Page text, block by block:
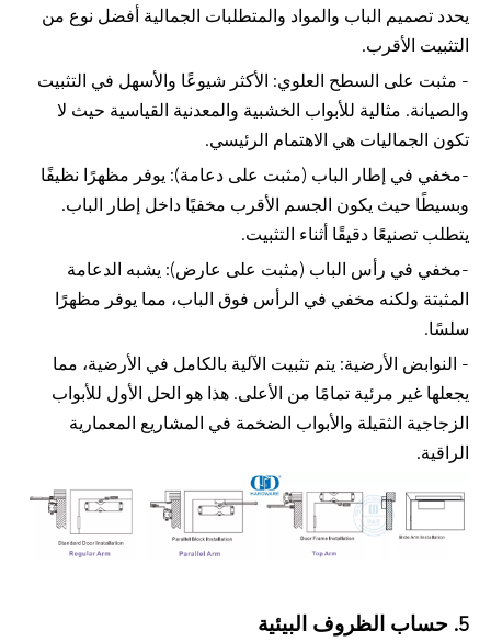
يحدد تصميم الباب والمواد والمتطلبات الجمالية أفضل نوع من
التثبيت الأقرب.
- مثبت على السطح العلوي: الأكثر شيوعًا والأسهل في التثبيت
والصيانة. مثالية للأبواب الخشبية والمعدنية القياسية حيث لا
تكون الجماليات هي الاهتمام الرئيسي.
-مخفي في إطار الباب (مثبت على دعامة): يوفر مظهرًا نظيفًا
وبسيطًا حيث يكون الجسم الأقرب مخفيًا داخل إطار الباب.
يتطلب تصنيعًا دقيقًا أثناء التثبيت.
-مخفي في رأس الباب (مثبت على عارض): يشبه الدعامة
المثبتة ولكنه مخفي في الرأس فوق الباب، مما يوفر مظهرًا
سلسًا.
- النوابض الأرضية: يتم تثبيت الآلية بالكامل في الأرضية، مما
يجعلها غير مرئية تمامًا من الأعلى. هذا هو الحل الأول للأبواب
الزجاجية الثقيلة والأبواب الضخمة في المشاريع المعمارية
الراقية.
5. حساب الظروف البيئية